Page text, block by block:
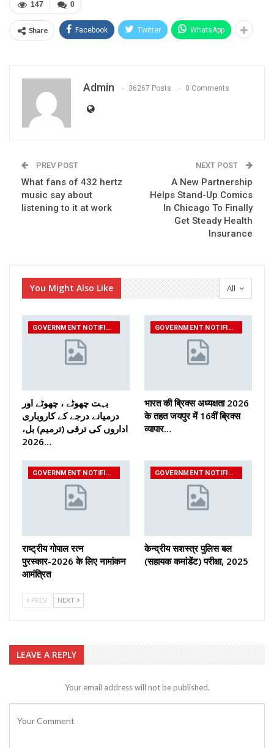
0
147
Share Facebook Twitter WhatsApp
Admin 36267 Posts 0 Comments
PREV POST
What fans of 432 hertz
music say about
listening to it at work
NEXT POST
A New Partnership
Helps Stand-Up Comics
In Chicago To Finally
Get Steady Health
Insurance
All
You Might Also Like
GOVERNMENT NOTIFICATIONS
بہت چھوٹے ، چھوٹے اور
درمیانے درجے کے کاروباری
اداروں کی ترقی (ترمیم) بل،
2026…
GOVERNMENT NOTIFICATIONS
भारत की ब्रिक्‍स अध्यक्षता 2026
के तहत जयपुर में 16वीं ब्रिक्‍स
व्यापार…
GOVERNMENT NOTIFICATIONS
राष्ट्रीय गोपाल रत्न
पुरस्कार-2026 के लिए नामांकन
आमंत्रित
GOVERNMENT NOTIFICATIONS
केन्द्रीय सशस्‍त्र पुलिस बल
(सहायक कमांडेंट) परीक्षा, 2025
PREV NEXT
LEAVE A REPLY
Your email address will not be published.